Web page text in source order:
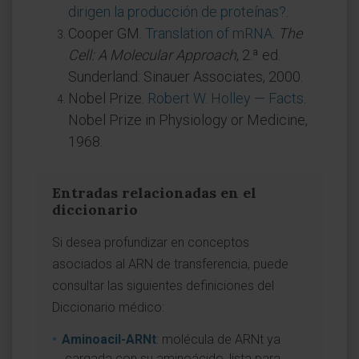
dirigen la producción de proteínas?
Cooper GM. Translation of mRNA The
Cell: A Molecular Approach, 2.ª ed.
Sunderland: Sinauer Associates, 2000.
Nobel Prize. Robert W. Holley — Facts
Nobel Prize in Physiology or Medicine,
1968.
Entradas relacionadas en el
diccionario
Si desea profundizar en conceptos
asociados al ARN de transferencia, puede
consultar las siguientes definiciones del
Diccionario médico:
Aminoacil-ARNt: molécula de ARNt ya